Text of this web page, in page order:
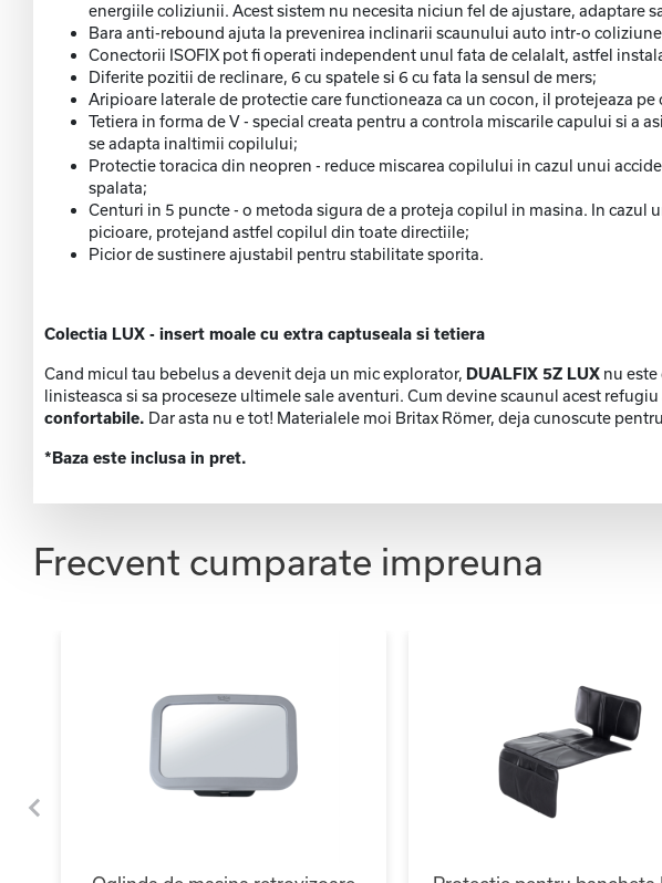
energiile coliziunii. Acest sistem nu necesita niciun fel de ajustare, adaptare
Bara anti-rebound ajuta la prevenirea inclinarii scaunului auto intr-o
Conectorii ISOFIX pot fi operati independent unul fata de celalalt, astfel
Diferite pozitii de reclinare, 6 cu spatele si 6 cu fata la sensul de mers;
Aripioare laterale de protectie care functioneaza ca un cocon, il protejeaza
Tetiera in forma de V - special creata pentru a controla miscarile capului si a
se adapta inaltimii copilului;
Protectie toracica din neopren - reduce miscarea copilului in cazul unui
spalata;
Centuri in 5 puncte - o metoda sigura de a proteja copilul in masina. In
picioare, protejand astfel copilul din toate directiile;
Picior de sustinere ajustabil pentru stabilitate sporita.
Colectia LUX - insert moale cu extra captuseala si tetiera
Cand micul tau bebelus a devenit deja un mic explorator, DUALFIX 5Z LUX nu
linisteasca si sa proceseze ultimele sale aventuri. Cum devine scaunul acest refugiu
confortabile. Dar asta nu e tot! Materialele moi Britax Römer, deja cunoscute
*Baza este inclusa in pret.
Frecvent cumparate impreuna